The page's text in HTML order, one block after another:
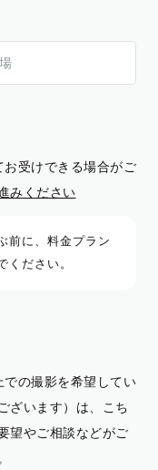
受けできる場合がご
みください
前に、料金プラン
ください。
の撮影を希望してい
ざいます）は、こち
望やご相談などがご